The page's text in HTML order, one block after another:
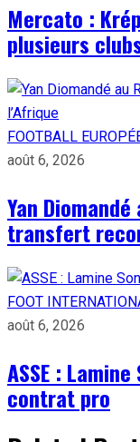
Mercato :
plusieurs
FOOTBALL
août 6, 2026
Yan
transfert
FOOT
août 6, 2026
ASSE :
contrat pro